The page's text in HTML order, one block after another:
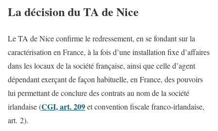
La décision du TA de Nice
Le TA de Nice confirme le redressement, en se fondant sur la
caractérisation en France, à la fois d’une installation fixe d’affaires
dans les locaux de la société française, ainsi que celle d’agent
dépendant exerçant de façon habituelle, en France, des pouvoirs
lui permettant de conclure des contrats au nom de la société
irlandaise (CGI, art. 209et convention fiscale franco-irlandaise,
art. 2).